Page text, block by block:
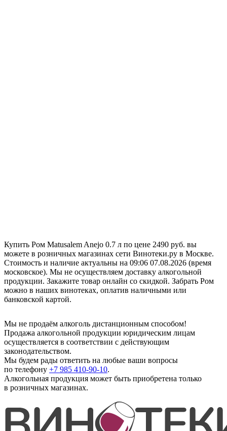
Купить Ром Matusalem Anejo 0.7 л по цене 2490 руб. вы
можете в розничных магазинах сети Винотеки.ру в Москве.
Стоимость и наличие актуальны на 09:06 07.08.2026 (время
московское). Мы не осуществляем доставку алкогольной
продукции. Закажите товар онлайн со скидкой. Забрать Ром
можно в наших винотеках, оплатив наличными или
банковской картой.
Мы не продаём алкоголь дистанционным способом!
Продажа алкогольной продукции юридическим лицам
осуществляется в соответствии с действующим
законодательством.
Мы будем рады ответить на любые ваши вопросы
по телефону +7 985 410-90-10.
Алкогольная продукция может быть приобретена только
в розничных магазинах.